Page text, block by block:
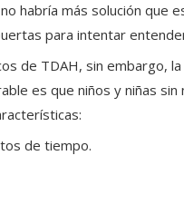
habría más solución que
para intentar
de TDAH, sin embargo,
es que niños y niñas
de tiempo.